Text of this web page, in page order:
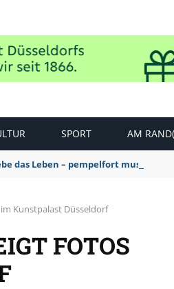
SPORT AM
das Leben – pempelfort music
im Kunstpalast Düsseldorf
FOTOS